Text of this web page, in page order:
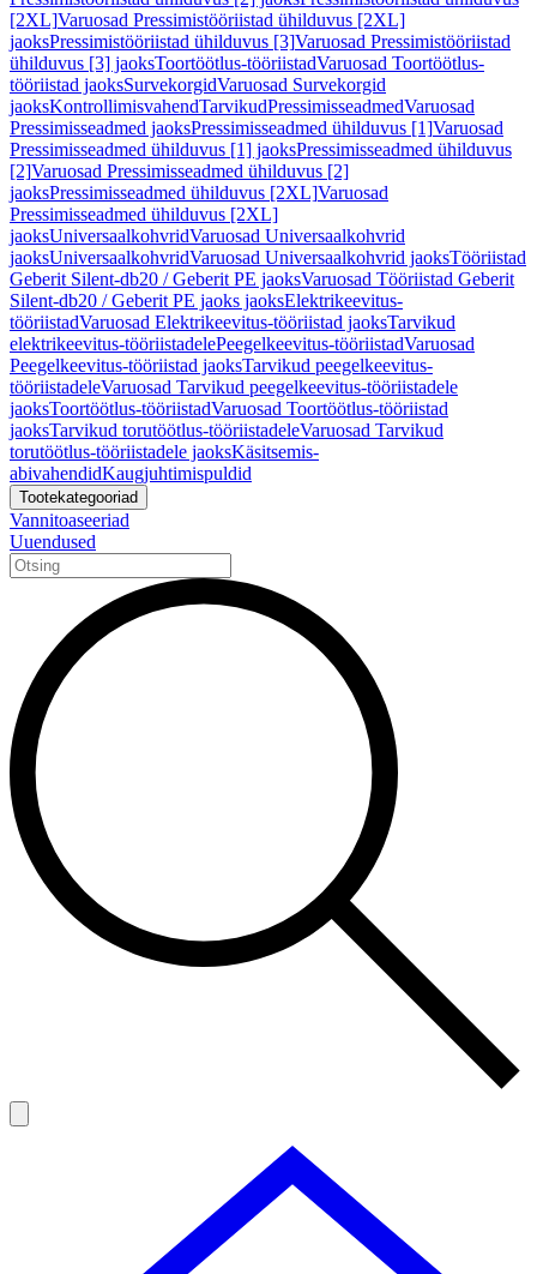
[2XL]Varuosad Pressimistööriistad ühilduvus [2XL]
jaoksPressimistööriistad ühilduvus [3]Varuosad Pressimistööriistad
ühilduvus [3] jaoksToortöötlus-tööriistadVaruosad Toortöötlus-
tööriistad jaoksSurvekorgidVaruosad Survekorgid
jaoksKontrollimisvahendTarvikudPressimisseadmedVaruosad
Pressimisseadmed jaoksPressimisseadmed ühilduvus [1]Varuosad
Pressimisseadmed ühilduvus [1] jaoksPressimisseadmed ühilduvus
[2]Varuosad Pressimisseadmed ühilduvus [2]
jaoksPressimisseadmed ühilduvus [2XL]Varuosad
Pressimisseadmed ühilduvus [2XL]
jaoksUniversaalkohvridVaruosad Universaalkohvrid
jaoksUniversaalkohvridVaruosad Universaalkohvrid jaoksTööriistad
Geberit Silent-db20 / Geberit PE jaoksVaruosad Tööriistad Geberit
Silent-db20 / Geberit PE jaoks jaoksElektrikeevitus-
tööriistadVaruosad Elektrikeevitus-tööriistad jaoksTarvikud
elektrikeevitus-tööriistadelePeegelkeevitus-tööriistadVaruosad
Peegelkeevitus-tööriistad jaoksTarvikud peegelkeevitus-
tööriistadeleVaruosad Tarvikud peegelkeevitus-tööriistadele
jaoksToortöötlus-tööriistadVaruosad Toortöötlus-tööriistad
jaoksTarvikud torutöötlus-tööriistadeleVaruosad Tarvikud
torutöötlus-tööriistadele jaoksKäsitsemis-
abivahendidKaugjuhtimispuldid
Tootekategooriad
Vannitoaseeriad
Uuendused